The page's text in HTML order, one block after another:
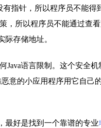
指针，所以程序员不能得
，所以程序员不能通过查
际存储地址。
语言限制。这个安全机
意的小应用程序用它自己
好是找到一个靠谱的专业